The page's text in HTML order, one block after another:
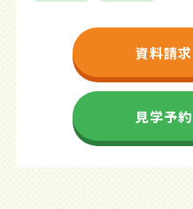
資料請
見学予